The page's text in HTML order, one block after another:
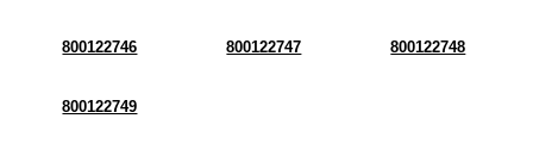
800122746 800122747 800122748
800122749